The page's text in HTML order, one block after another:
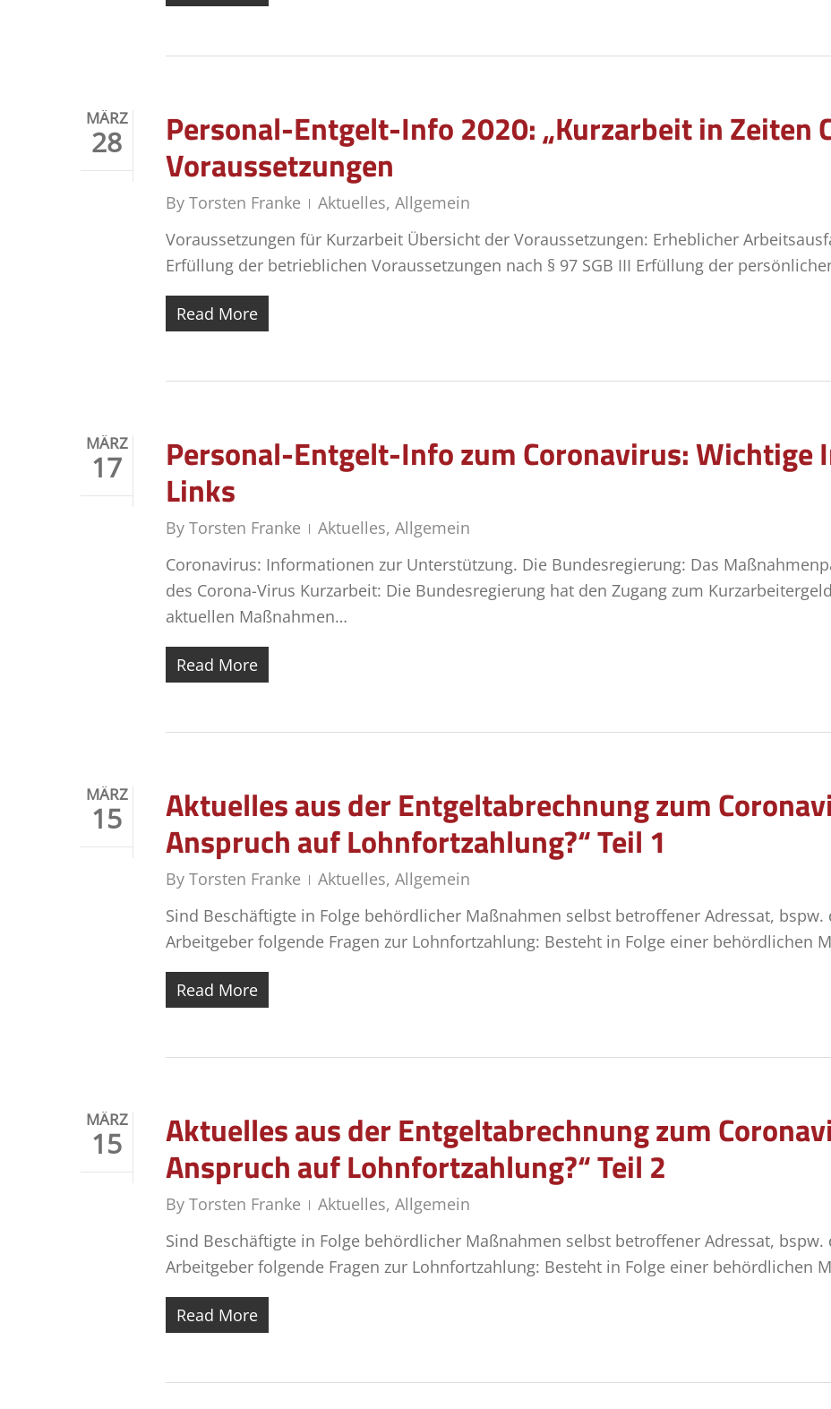
MÄRZ
28 Personal-Entgelt-Info 2020: „Kurzarbeit in Zeiten
Voraussetzungen
By Torsten Franke Aktuelles, Allgemein
Voraussetzungen für Kurzarbeit Übersicht der Voraussetzungen: Erheblicher
Erfüllung der betrieblichen Voraussetzungen nach § 97 SGB III Erfüllung der
Read More
MÄRZ
17 Personal-Entgelt-Info zum Coronavirus: Wichtige
Links
By Torsten Franke Aktuelles, Allgemein
Coronavirus: Informationen zur Unterstützung. Die Bundesregierung: Das
des Corona-Virus Kurzarbeit: Die Bundesregierung hat den Zugang zum
aktuellen Maßnahmen…
Read More
MÄRZ
15 Aktuelles aus der Entgeltabrechnung zum
Anspruch auf Lohnfortzahlung?“ Teil 1
By Torsten Franke Aktuelles, Allgemein
Sind Beschäftigte in Folge behördlicher Maßnahmen selbst betroffener Adressat,
Arbeitgeber folgende Fragen zur Lohnfortzahlung: Besteht in Folge einer behördlichen
Read More
MÄRZ
15 Aktuelles aus der Entgeltabrechnung zum
Anspruch auf Lohnfortzahlung?“ Teil 2
By Torsten Franke Aktuelles, Allgemein
Sind Beschäftigte in Folge behördlicher Maßnahmen selbst betroffener Adressat,
Arbeitgeber folgende Fragen zur Lohnfortzahlung: Besteht in Folge einer behördlichen
Read More